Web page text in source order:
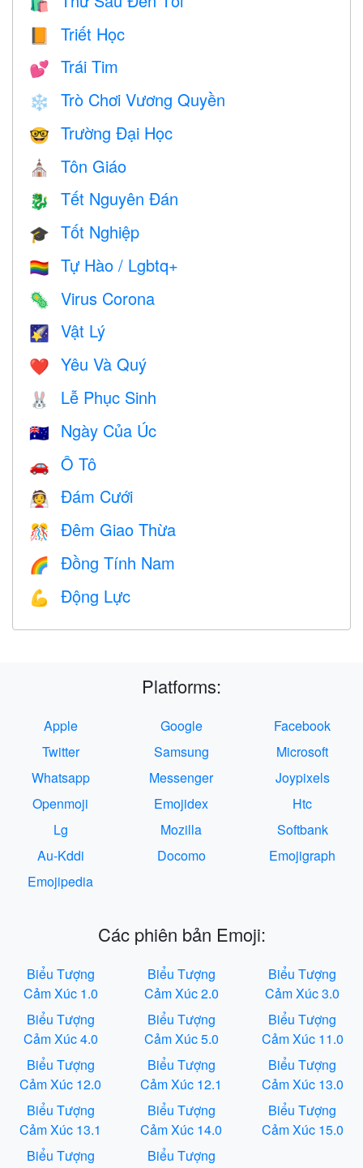
📙 Triết Học
💕 Trái Tim
❄️ Trò Chơi Vương Quyền
🤓 Trường Đại Học
⛪️ Tôn Giáo
🐉 Tết Nguyên Đán
🎓 Tốt Nghiệp
🏳️‍🌈 Tự Hào / Lgbtq+
🦠 Virus Corona
🌠 Vật Lý
❤️️ Yêu Và Quý
🐰 Lễ Phục Sinh
🇦🇺 Ngày Của Úc
🚗 Ô Tô
👰 Đám Cưới
🎊 Đêm Giao Thừa
🌈 Đồng Tính Nam
💪 Động Lực
Platforms:
Apple Google
Facebook
Twitter
Samsung
Microsoft
Whatsapp
Messenger
Joypixels
Openmoji
Emojidex
Htc
Lg
Mozilla
Softbank
Au-Kddi
Docomo
Emojigraph
Emojipedia
Các phiên bản Emoji:
Biểu Tượng
Cảm Xúc 1.0
Biểu Tượng
Cảm Xúc 2.0
Biểu Tượng
Cảm Xúc 3.0
Biểu Tượng
Cảm Xúc 4.0
Biểu Tượng
Cảm Xúc 5.0
Biểu Tượng
Cảm Xúc 11.0
Biểu Tượng
Cảm Xúc 12.0
Biểu Tượng
Cảm Xúc 12.1
Biểu Tượng
Cảm Xúc 13.0
Biểu Tượng
Cảm Xúc 13.1
Biểu Tượng
Cảm Xúc 14.0
Biểu Tượng
Cảm Xúc 15.0
Biểu Tượng
Biểu Tượng